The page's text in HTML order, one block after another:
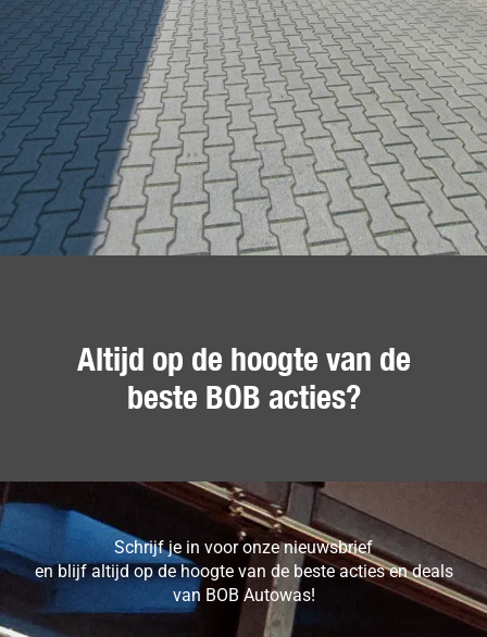
Altijd op de hoogte van de
beste BOB acties?
Schrijf je in voor onze nieuwsbrief
en blijf altijd op de hoogte van de beste acties en deals
van BOB Autowas!